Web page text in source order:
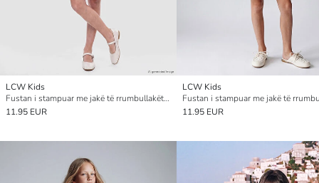
LCW Kids
Fustan i stampuar me jakë të rrumbullakët për vajza
11.95 EUR
LCW Kids
11.95 EUR